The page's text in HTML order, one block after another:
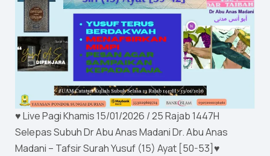
♥ Live Pagi Khamis 15/01/2026 / 25 Rajab 1447H
Selepas Subuh Dr Abu Anas Madani Dr. Abu Anas
Madani – Tafsir Surah Yusuf (15) Ayat [50-53]♥